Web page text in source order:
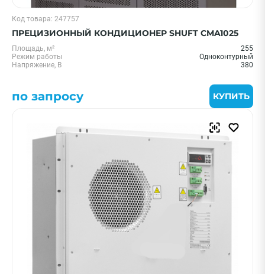
Код товара: 247757
ПРЕЦИЗИОННЫЙ КОНДИЦИОНЕР SHUFT CMA1025
Площадь, м²
255
Режим работы
Одноконтурный
Напряжение, В
380
по запросу КУПИТЬ